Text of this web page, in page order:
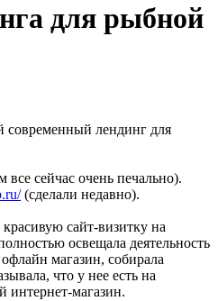
для рыбной
современный лендинг для
все сейчас очень печально).
(сделали недавно).
сайт-визитку на
освещала деятельность
магазин, собирала
что у нее есть на
интернет-магазин.